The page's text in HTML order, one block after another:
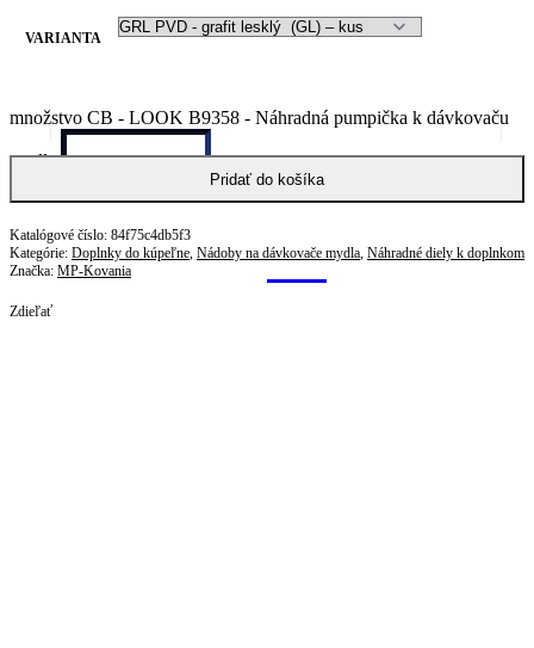
VARIANTA
množstvo CB - LOOK B9358 - Náhradná pumpička k dávkovaču
mydla
Pridať do košíka
84f75c4db5f3
Kategórie: Doplnky do kúpeľne, Nádoby na dávkovače mydla, Náhradné diely k doplnkom
Značka: MP-Kovania
Zdieľať